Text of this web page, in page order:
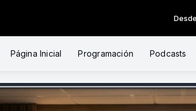
Desde el
Página Inicial Programación Podcasts